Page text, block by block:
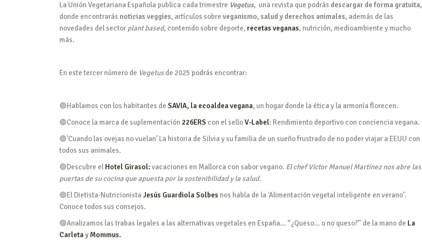
La Unión Vegetariana Española publica cada trimestre Vegetus, una revista que podrás descargar de forma gratuita,
donde encontrarás noticias veggies, artículos sobre veganismo, salud y derechos animales, además de las
novedades del sector plant based, contenido sobre deporte, recetas veganas, nutrición, medioambiente y mucho
más.
En este tercer número de Vegetusde 2025 podrás encontrar:
🟢Hablamos con los habitantes de SAVIA, la ecoaldea vegana, un hogar donde la ética y la armonía florecen.
🟢Conoce la marca de suplementación 226ERS con el selloV-Label: Rendimiento deportivo con conciencia vegana.
🟢’Cuando las ovejas no vuelan’ La historia de Silvia y su familia de un sueño frustrado de no poder viajar a EEUU con
todos sus animales.
🟢Descubre el Hotel Girasol:vacaciones en Mallorca con sabor vegano. El chef Víctor Manuel Martínez nos abre las
puertas de su cocina que apuesta por la sostenibilidad y la salud.
🟢El Dietista-NutricionistaJesús Guardiola Solbes nos habla de la ‘Alimentación vegetal inteligente en verano’.
Conoce todos sus consejos.
🟢Analizamos las trabas legales a las alternativas vegetales en España… “¿Queso… o no queso?” de la mano de La
Carletay Mommus.